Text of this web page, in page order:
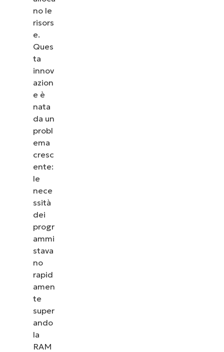
no le
risors
e.
Ques
ta
innov
azion
e è
nata
da un
probl
ema
cresc
ente:
le
nece
ssità
dei
progr
ammi
stava
no
rapid
amen
te
super
ando
la
RAM